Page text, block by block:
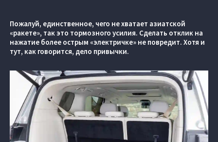
Пожалуй, единственное, чего не хватает азиатской
«ракете», так это тормозного усилия. Сделать отклик на
нажатие более острым «электричке» не повредит. Хотя и
тут, как говорится, дело привычки.